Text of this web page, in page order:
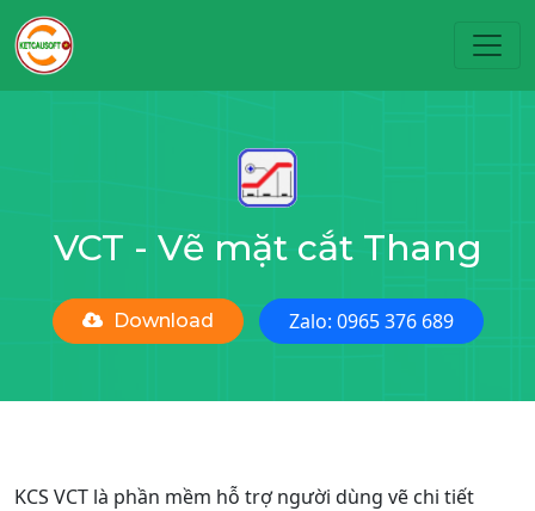
VCT - Vẽ mặt cắt Thang
Download Zalo: 0965 376 689
KCS VCT là phần mềm hỗ trợ người dùng vẽ chi tiết